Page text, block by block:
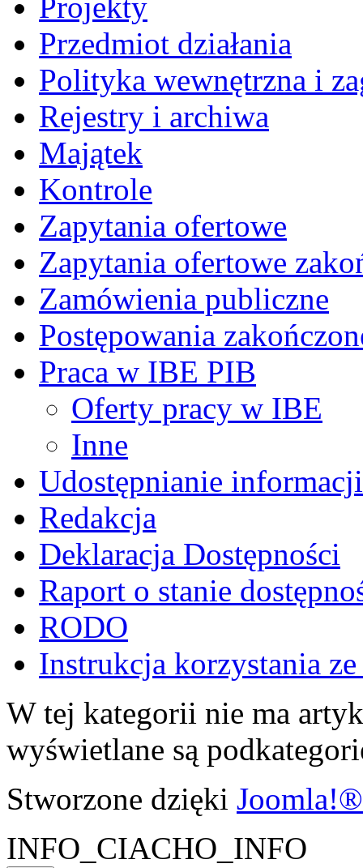
Projekty
Przedmiot działania
Polityka wewnętrzna i
Rejestry i archiwa
Majątek
Kontrole
Zapytania ofertowe
Zapytania ofertowe
Zamówienia publiczne
Postępowania
Praca w IBE PIB
Oferty pracy w IBE
Inne
Udostępnianie informacji
Redakcja
Deklaracja Dostępności
Raport o stanie
RODO
Instrukcja korzystania
W tej kategorii nie ma
wyświetlane są
Stworzone dzięki Joomla!®
INFO_CIACHO_INFO